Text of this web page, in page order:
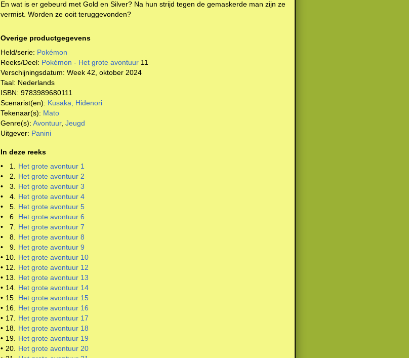
En wat is er gebeurd met Gold en Silver? Na hun strijd tegen de gemaskerde man zijn ze
vermist. Worden ze ooit teruggevonden?
Overige productgegevens
Held/serie: Pokémon
Reeks/Deel: Pokémon - Het grote avontuur11
Verschijningsdatum: Week 42, oktober 2024
Taal: Nederlands
ISBN: 9783989680111
Scenarist(en): Kusaka, Hidenori
Tekenaar(s): Mato
Genre(s): Avontuur, Jeugd
Uitgever: Panini
In deze reeks
•
1.
Het grote avontuur 1
•
2.
Het grote avontuur 2
•
3.
Het grote avontuur 3
•
4.
Het grote avontuur 4
•
5.
Het grote avontuur 5
•
6.
Het grote avontuur 6
•
7.
Het grote avontuur 7
•
8.
Het grote avontuur 8
•
9.
Het grote avontuur 9
• 10.
Het grote avontuur 10
• 12.
Het grote avontuur 12
• 13.
Het grote avontuur 13
• 14.
Het grote avontuur 14
• 15.
Het grote avontuur 15
• 16.
Het grote avontuur 16
• 17.
Het grote avontuur 17
• 18.
Het grote avontuur 18
• 19.
Het grote avontuur 19
• 20.
Het grote avontuur 20